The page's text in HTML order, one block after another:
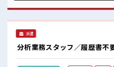
社！ 残業は基本ナシ♪
派遣
分析業務スタッフ／履歴書不